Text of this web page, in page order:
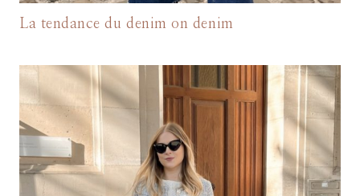
La tendance du denim on denim